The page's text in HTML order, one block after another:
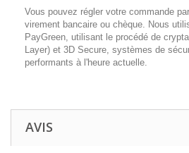
Vous pouvez régler votre commande
virement bancaire ou chèque. Nous
PayGreen, utilisant le procédé de
Layer) et 3D Secure, systèmes de
performants à l'heure actuelle.
AVIS